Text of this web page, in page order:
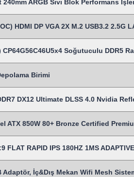
ARGB Sıvı Blok Performans
HDMI DP VGA 2X M.2 USB3.2 2.5G
Soğutuculu DDR5
Birimi
DX12 Ultimate DLSS 4.0 Nvidia
ATX 850W 80+ Bronze Certified
RAPID IPS 180HZ 1MS
İç&Dış Mekan Wifi Mesh